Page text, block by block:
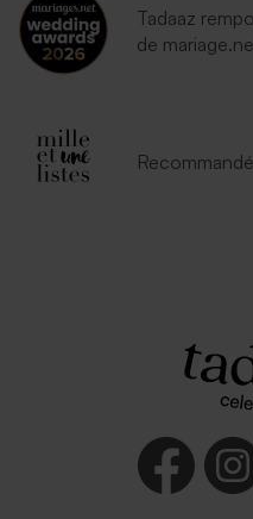
Tadaaz
de